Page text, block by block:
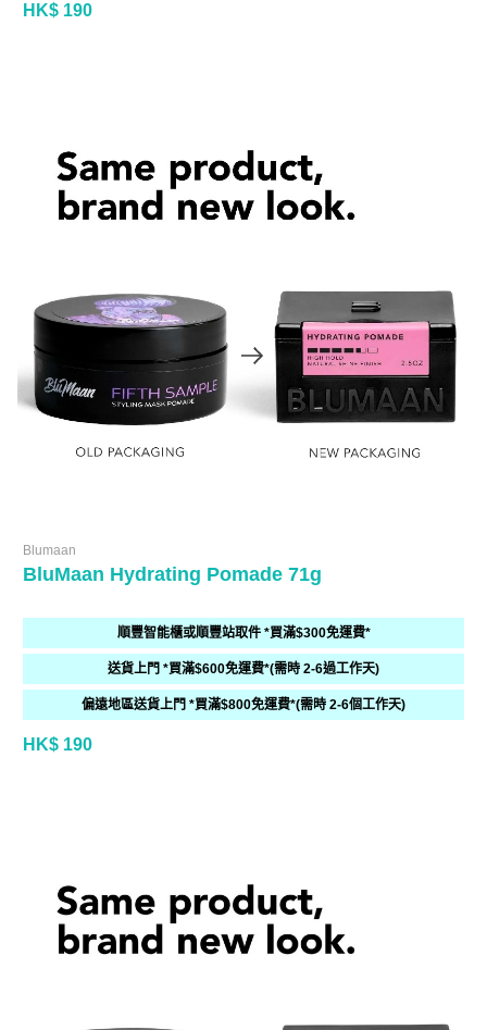
HK$ 190
Blumaan
BluMaan Hydrating Pomade 71g
順豐智能櫃或順豐站取件 *買滿$300免運費*
送貨上門 *買滿$600免運費*(需時 2-6過工作天)
偏遠地區送貨上門 *買滿$800免運費*(需時 2-6個工作天)
HK$ 190